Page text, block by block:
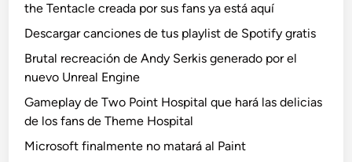
the Tentacle creada por sus fans ya está aquí
Descargar canciones de tus playlist de Spotify gratis
Brutal recreación de Andy Serkis generado por el
nuevo Unreal Engine
Gameplay de Two Point Hospital que hará las delicias
de los fans de Theme Hospital
Microsoft finalmente no matará al Paint